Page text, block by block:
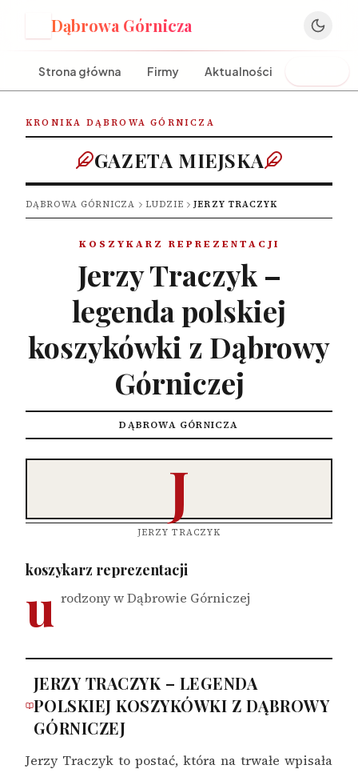
Dąbrowa Górnicza
Strona główna Firmy Aktualności
KRONIKA DĄBROWA GÓRNICZA
GAZETA MIEJSKA
DĄBROWA GÓRNICZA LUDZIE JERZY TRACZYK
KOSZYKARZ REPREZENTACJI
Jerzy Traczyk –
legenda polskiej
koszykówki z Dąbrowy
Górniczej
DĄBROWA GÓRNICZA
J
JERZY TRACZYK
koszykarz reprezentacji
u rodzony w Dąbrowie Górniczej
JERZY TRACZYK – LEGENDA
POLSKIEJ KOSZYKÓWKI Z DĄBROWY
GÓRNICZEJ
Jerzy Traczyk to postać, która na trwałe wpisała